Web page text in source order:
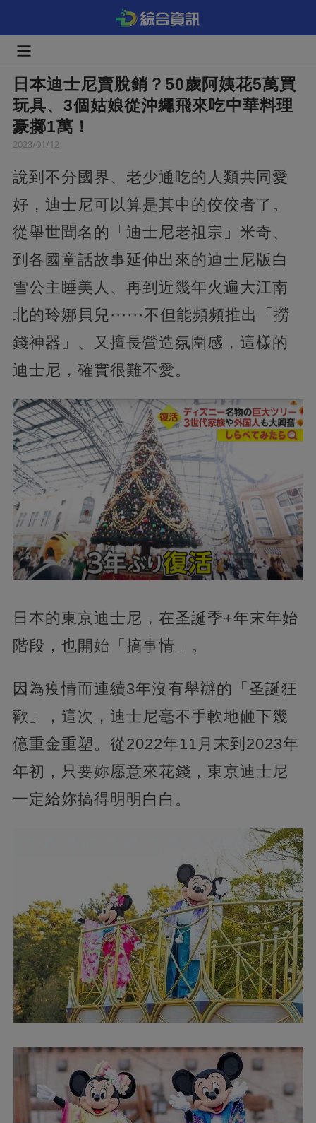
日本迪士尼賣脫銷？50歲阿姨花5萬買
玩具、3個姑娘從沖繩飛來吃中華料理
豪擲1萬！
2023/01/12
說到不分國界、老少通吃的人類共同愛
好，迪士尼可以算是其中的佼佼者了。
從舉世聞名的「迪士尼老祖宗」米奇、
到各國童話故事延伸出來的迪士尼版白
雪公主睡美人、再到近幾年火遍大江南
北的玲娜貝兒······不但能頻頻推出「撈
錢神器」、又擅長營造氛圍感，這樣的
迪士尼，確實很難不愛。
日本的東京迪士尼，在圣誕季+年末年始
階段，也開始「搞事情」。
因為疫情而連續3年沒有舉辦的「圣誕狂
歡」，這次，迪士尼毫不手軟地砸下幾
億重金重塑。從2022年11月末到2023年
年初，只要妳愿意來花錢，東京迪士尼
一定給妳搞得明明白白。